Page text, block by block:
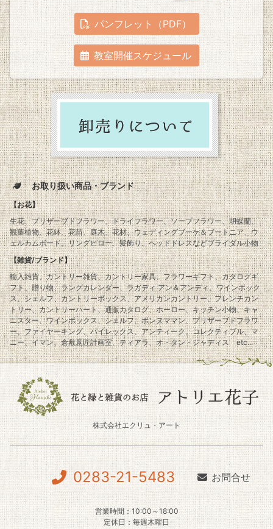
パンフレット（PDF）
教室開催スケジュール
お取り扱い商品・ブランド
【お花】
生花、プリザーブドフラワー、ドライフラワー、ソープフラワー、胡蝶蘭、
観葉植物、花鉢、花苗、庭木、花材、ウェディングブーケ＆ブートニア、ウ
ェルカムボード、リングピロー、髪飾り、ヘッドドレスなどブライダル小物
【雑貨/ブランド】
輸入雑貨、カントリー雑貨、カントリー家具、フラワーギフト、カタログギ
フト、贈り物、ラングカレンダー、ラガディ アン＆アンディ、ワインボック
ス、シェルフ、カントリーボックス、アメリカンカントリー、フレンチカン
トリー、カントリーハート、通販カタログ、ホーロー、キッチン小物、キャ
ニスター、ワインボックス、シェルフ、ボンヌママン、プリザーブドフラワ
ー、ファイヤーキング、パイレックス、アンティーク、コレクティブル、マ
ニー、イマン、倉敷意匠計画室、ティアラ、オ・タン・ジャディス etc...
株式会社エクリュ・アート
0283-21-5483 お問合せ
営業時間：10:00～18:00
定休日：毎週木曜日